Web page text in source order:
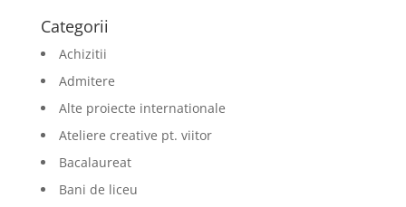
Categorii
Achizitii
Admitere
Alte proiecte internationale
Ateliere creative pt. viitor
Bacalaureat
Bani de liceu